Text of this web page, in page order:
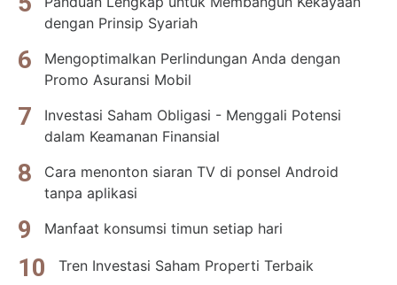
dengan Prinsip Syariah
Mengoptimalkan Perlindungan Anda dengan
Promo Asuransi Mobil
Investasi Saham Obligasi - Menggali Potensi
dalam Keamanan Finansial
Cara menonton siaran TV di ponsel Android
tanpa aplikasi
Manfaat konsumsi timun setiap hari
Tren Investasi Saham Properti Terbaik